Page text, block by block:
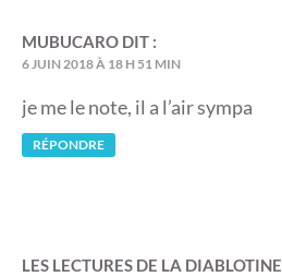
MUBUCARO DIT :
6 JUIN 2018 À 18 H 51 MIN
je me le note, il a l’air sympa
RÉPONDRE
LES LECTURES DE LA DIABLOTINE